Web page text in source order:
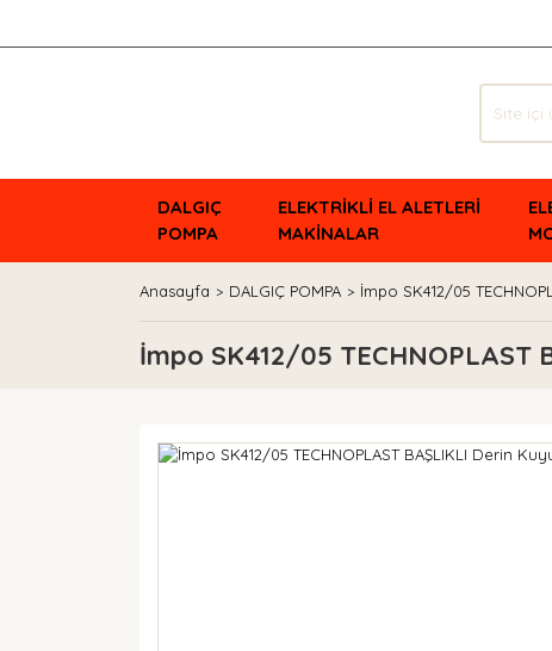
DALGIÇ
POMPA
ELEKTRİKLİ EL ALETLERİ
MAKİNALAR
Anasayfa DALGIÇ POMPA İmpo SK412/05
İmpo SK412/05 TECHNOPLAST